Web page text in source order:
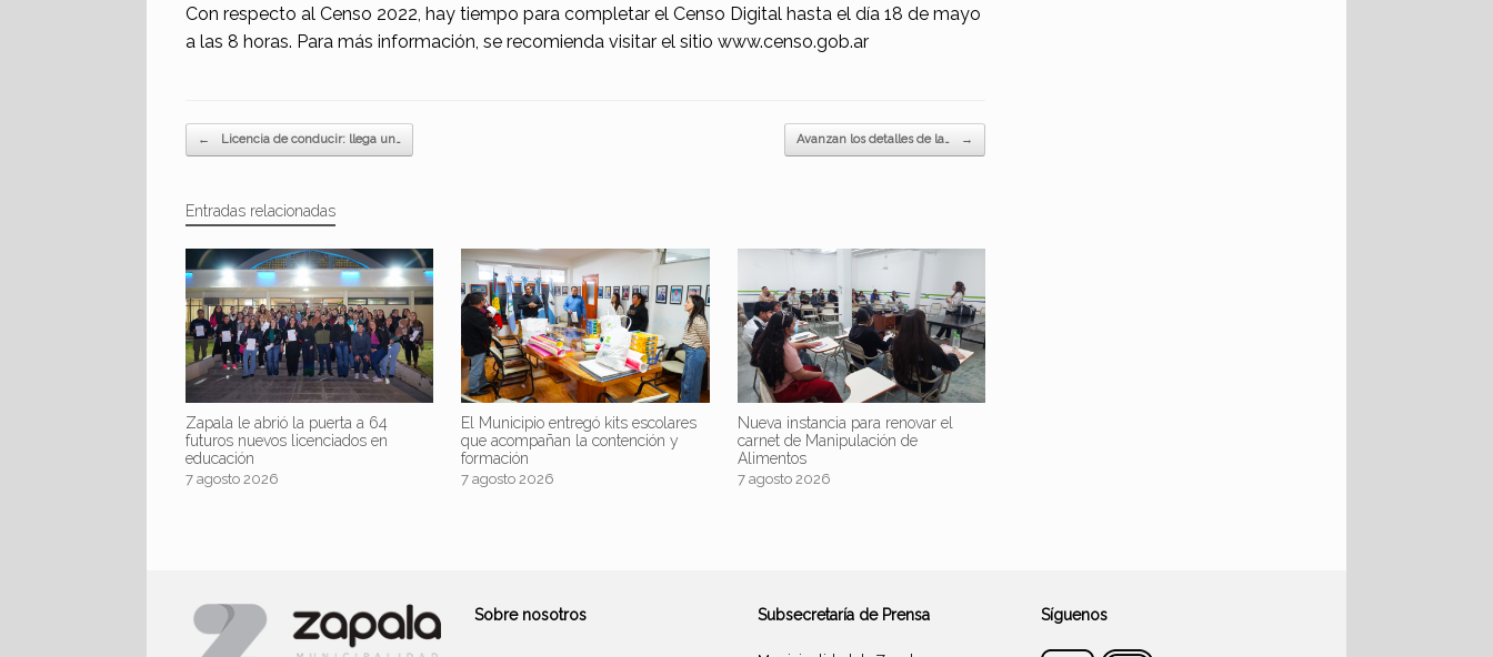
Con respecto al Censo 2022, hay tiempo para completar el Censo Digital hasta el día 18 de mayo
a las 8 horas. Para más información, se recomienda visitar el sitio www.censo.gob.ar
Navegador de artículos
← Licencia de conducir: llega un… Avanzan los detalles de la… →
Entradas relacionadas
Zapala le abrió la puerta a 64
futuros nuevos licenciados en
educación
7 agosto 2026
El Municipio entregó kits escolares
que acompañan la contención y
formación
7 agosto 2026
Nueva instancia para renovar el
carnet de Manipulación de
Alimentos
7 agosto 2026
Sobre nosotros Subsecretaría de Prensa Síguenos